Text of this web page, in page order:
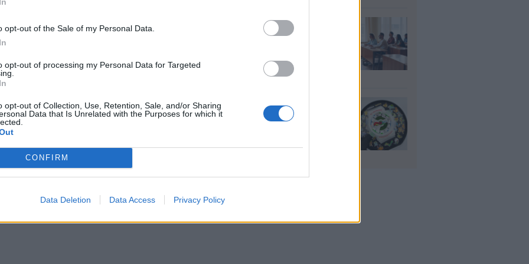
opt-out of the Sale of my Personal Data.
opt-out of processing my Personal Data for Targeted
opt-out of Collection, Use, Retention, Sale, and/or Sharing
Data that Is Unrelated with the Purposes for which it
CONFIRM
Data Deletion Data Access Privacy Policy
αγορά εργασίας, αυξάνοντας άμεσα το
τη σύνταξή τους. Πρόκειται για μια
επιπλέον έσοδα για τον καθένα εργαζόμενο
έως 3.500 ευρώ ετησίως.
των συνταξιούχων αποκτά ολοένα
κοινωνία, καθώς πολλοί αποφασίζουν να
λόγους, συμπεριλαμβανομένης της
επιθυμίας τους να παραμείνουν ενεργοί και
την εμπειρία τους στις επόμενες γενιές.
Εκπαιδευτικοί: Αύριο
(5/8) ξεκινούν οι
μόνιμους διορισμούς
04 Αυγ 2026
Casio: Το νέο G-
SHOCK Pokémon για